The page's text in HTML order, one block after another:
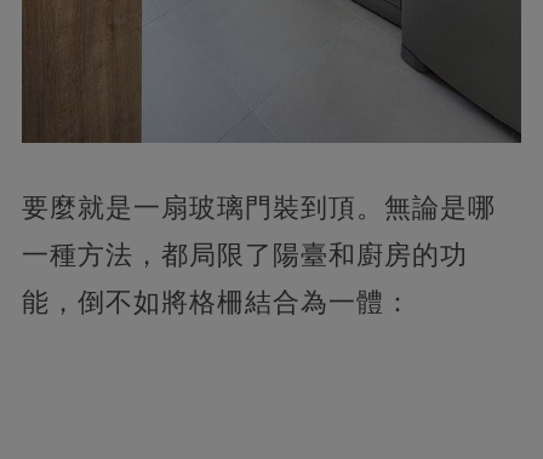
要麼就是一扇玻璃門裝到頂。無論是哪
一種方法，都局限了陽臺和廚房的功
能，倒不如將格柵結合為一體：